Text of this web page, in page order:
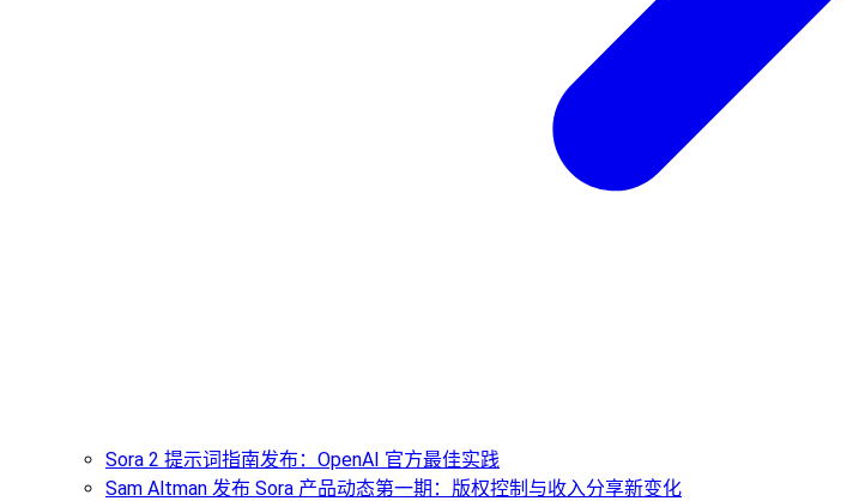
Sora 2 提示词指南发布：OpenAI 官方最佳实践
Sam Altman 发布 Sora 产品动态第一期：版权控制与收入分享新变化